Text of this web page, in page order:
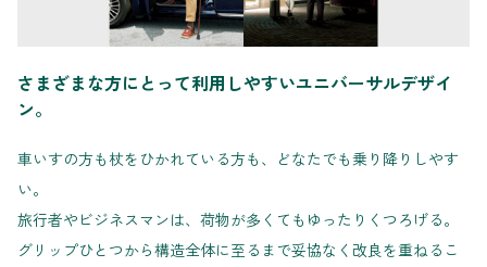
さまざまな方にとって利用しやすいユニバーサルデザイ
ン。
車いすの方も杖をひかれている方も、どなたでも乗り降りしやす
い。
旅行者やビジネスマンは、荷物が多くてもゆったりくつろげる。
グリップひとつから構造全体に至るまで妥協なく改良を重ねるこ